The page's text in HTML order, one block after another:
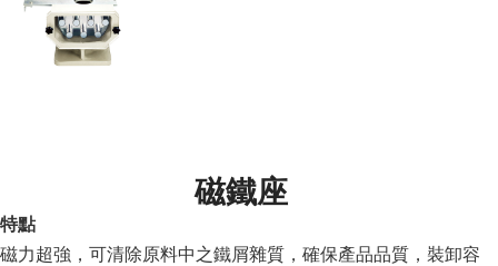
磁鐵座
特點
磁力超強，可清除原料中之鐵屑雜質，確保產品品質，裝卸容